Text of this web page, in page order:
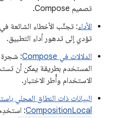
تصميم Compose.
الأداء: تجنَّب الأخطاء الشائعة
تؤدي إلى تدهور أداء التطبيق.
الدلالات في Compose
: شجرة
المستخدم بطريقة يمكن أن
الاستخدام وأُطر الاختبار.
البيانات ذات النطاق المحلي
CompositionLocal
: